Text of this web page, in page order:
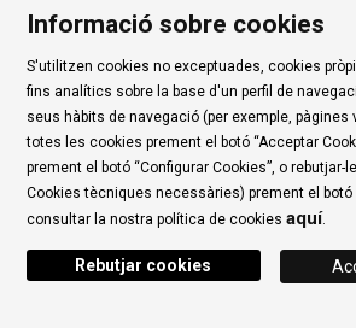
Contacte | Instància Genèrica |
Ús de Cookies
| Política de privadesa
Condicions d'ús Roca
Link a rssLink a instagram
Link a
Informació sobre cookies
S'utilitzen cookies no exceptuades, cookies
fins analítics sobre la base d'un perfil de
seus hàbits de navegació (per exemple, pàgines
totes les cookies prement el botó “Acceptar
prement el botó “Configurar Cookies”, o
Cookies tècniques necessàries) prement el botó
consultar la nostra política de cookies aquí.
Rebutjar cookies